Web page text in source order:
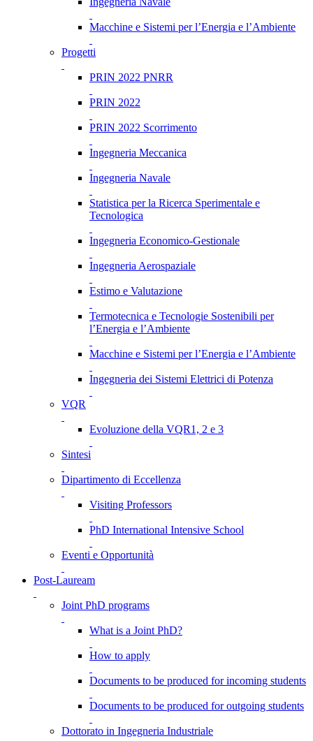
Macchine e Sistemi per l’Energia e l’Ambiente
Progetti
PRIN 2022 PNRR
PRIN 2022
PRIN 2022 Scorrimento
Ingegneria Meccanica
Ingegneria Navale
Statistica per la Ricerca Sperimentale e
Tecnologica
Ingegneria Economico-Gestionale
Ingegneria Aerospaziale
Estimo e Valutazione
Termotecnica e Tecnologie Sostenibili per
l’Energia e l’Ambiente
Macchine e Sistemi per l’Energia e l’Ambiente
Ingegneria dei Sistemi Elettrici di Potenza
VQR
Evoluzione della VQR1, 2 e 3
Sintesi
Dipartimento di Eccellenza
Visiting Professors
PhD International Intensive School
Eventi e Opportunità
Post-Lauream
Joint PhD programs
What is a Joint PhD?
How to apply
Documents to be produced for incoming students
Documents to be produced for outgoing students
Dottorato in Ingegneria Industriale